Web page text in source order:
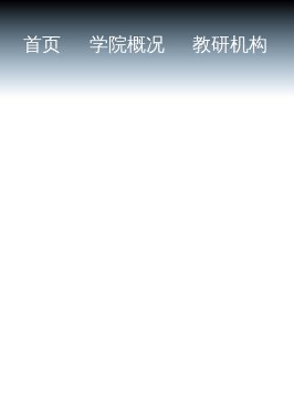
首页 学院概况 教研机构